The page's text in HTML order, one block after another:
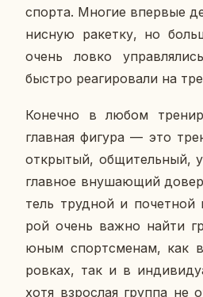
спорта. Многие впер­вые
нис­ную ра­кет­ку, но
очень ловко
быстро ре­а­ги­ро­ва­ли на
Ко­неч­но в любом
глав­ная фигура — это
от­кры­тый, об­щи­тель­ный,
глав­ное вну­ша­ю­щий
тель труд­ной и
рой очень важно найти
юным спортс­ме­нам, как
ров­ках, так и в
хотя взрос­лая группа не